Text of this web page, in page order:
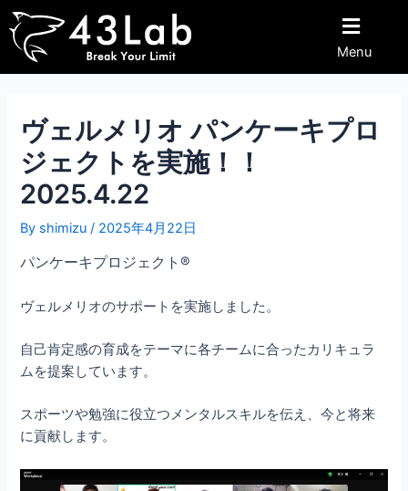
内
容
ス
Menu
ヴェルメリオ パンケーキプロ
ジェクトを実施！！
2025.4.22
By shimizu/ 2025年4月22日
パンケーキプロジェクト®︎
ヴェルメリオのサポートを実施しました。
自己肯定感の育成をテーマに各チームに合ったカリキュラ
ムを提案しています。
スポーツや勉強に役立つメンタルスキルを伝え、今と将来
に貢献します。
Post
navigation